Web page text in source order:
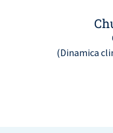
(Dinamica